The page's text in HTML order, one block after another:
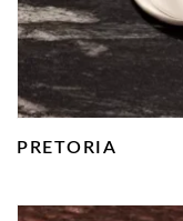
PRETORIA